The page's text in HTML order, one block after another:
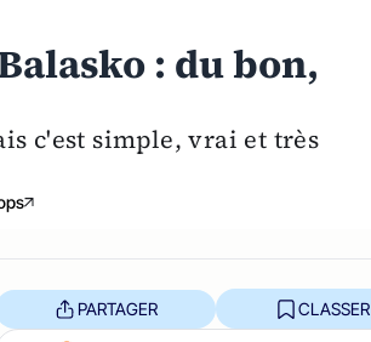
: du bon,
c'est simple, vrai et très
PARTAGER CLASSER